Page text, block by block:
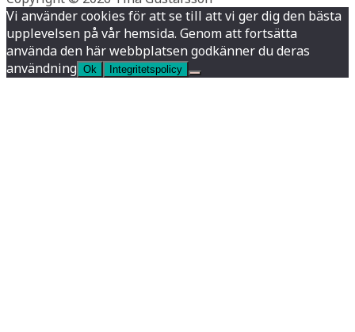
Vi använder cookies för att se till att vi ger dig den bästa
upplevelsen på vår hemsida. Genom att fortsätta
använda den här webbplatsen godkänner du deras
användning Ok Integritetspolicy